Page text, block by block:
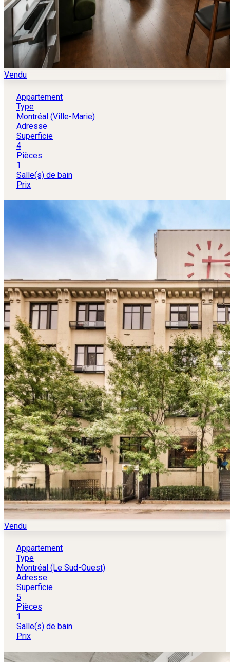
Vendu
Appartement
Type
Montréal (Ville-Marie)
Adresse
Superficie
4
Pièces
1
Salle(s) de bain
Prix
Vendu
Appartement
Type
Montréal (Le Sud-Ouest)
Adresse
Superficie
5
Pièces
1
Salle(s) de bain
Prix